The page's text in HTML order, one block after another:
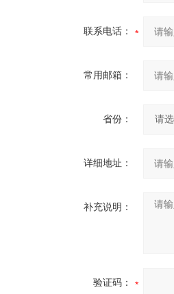
联系电话：
常用邮箱：
省份：
详细地址：
补充说明：
验证码：